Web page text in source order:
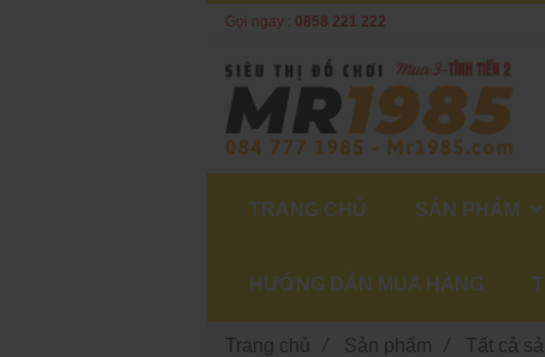
Trang chủ / Sản phẩm / Tất cả
Gọi ngay : 0858 221 222
TRANG CHỦ SẢN PHẨM
HƯỚNG DẪN MUA HÀNG